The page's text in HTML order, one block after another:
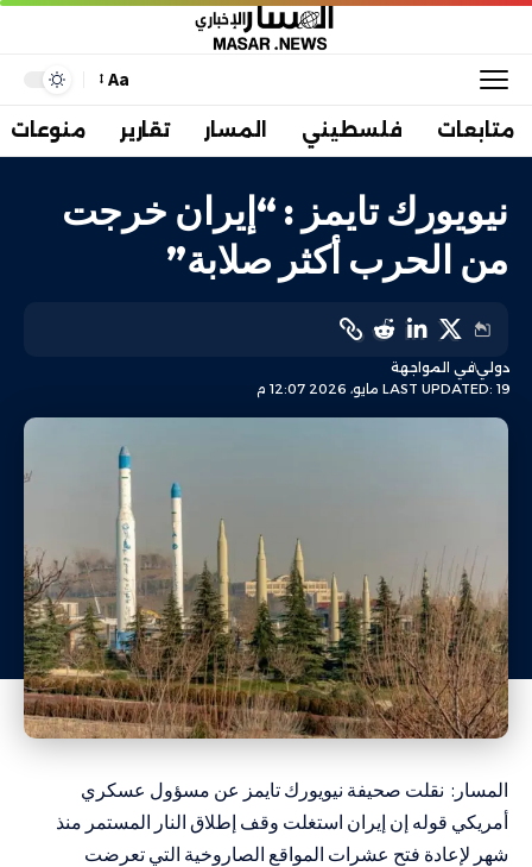
Aa
متابعات فلسطيني المسار تقارير منوعات
نيويورك تايمز : “إيران خرجت
من الحرب أكثر صلابة”
LAST UPDATED: 19 مايو، 2026 12:07 م
دوليفي المواجهة
المسار: نقلت صحيفة نيويورك تايمز عن مسؤول عسكري
أمريكي قوله إن إيران استغلت وقف إطلاق النار المستمر منذ
شهر لإعادة فتح عشرات المواقع الصاروخية التي تعرضت